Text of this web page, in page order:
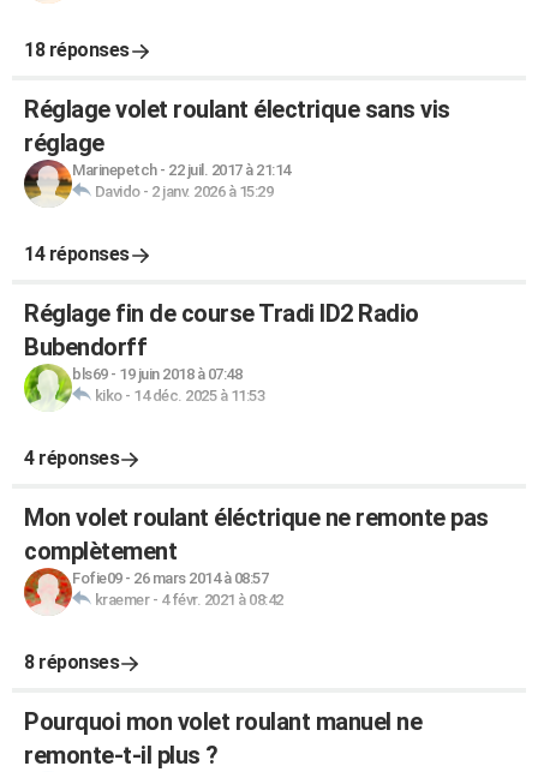
18 réponses
Réglage volet roulant électrique sans vis
réglage
Marinepetch- 22 juil. 2017 à 21:14
Davido- 2 janv. 2026 à 15:29
14 réponses
Réglage fin de course Tradi ID2 Radio
Bubendorff
bls69- 19 juin 2018 à 07:48
kiko- 14 déc. 2025 à 11:53
4 réponses
Mon volet roulant éléctrique ne remonte pas
complètement
Fofie09- 26 mars 2014 à 08:57
kraemer- 4 févr. 2021 à 08:42
8 réponses
Pourquoi mon volet roulant manuel ne
remonte-t-il plus ?